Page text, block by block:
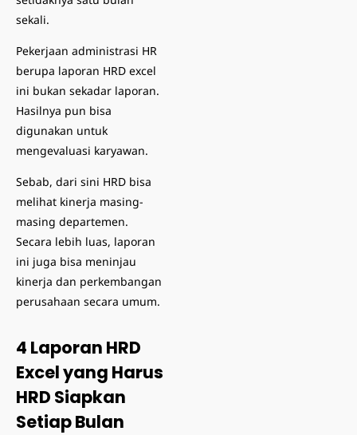
sekali.
Pekerjaan administrasi HR
berupa laporan HRD excel
ini bukan sekadar laporan.
Hasilnya pun bisa
digunakan untuk
mengevaluasi karyawan.
Sebab, dari sini HRD bisa
melihat kinerja masing-
masing departemen.
Secara lebih luas, laporan
ini juga bisa meninjau
kinerja dan perkembangan
perusahaan secara umum.
4 Laporan HRD
Excel yang Harus
HRD Siapkan
Setiap Bulan